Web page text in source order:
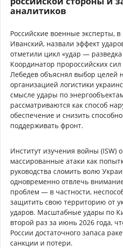
аналитиков
Российские военные эксперты, в
Иванский, назвали эффект
отметили цикл «удар —
Координатор пророссийских
Лебедев объяснял выбор целей
организацией логистики
смысле удары по
рассматриваются как способ
обеспечение и снизить
поддерживать фронт.
Институт изучения войны (ISW)
массированные атаки как
руководства сломить волю
одновременно отвлечь
проблем — в частности,
защитить свою территорию от
ударов. Масштабные удары по
второй раз за июнь 2026 года,
России достаточного запаса
санкции и потери.